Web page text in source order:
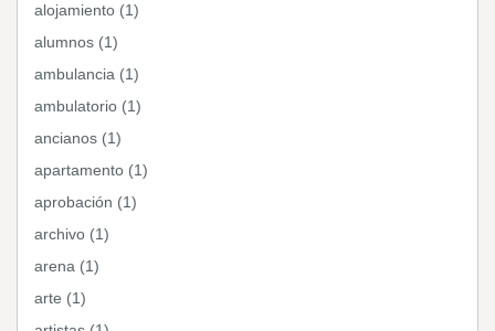
alojamiento (1)
alumnos (1)
ambulancia (1)
ambulatorio (1)
ancianos (1)
apartamento (1)
aprobación (1)
archivo (1)
arena (1)
arte (1)